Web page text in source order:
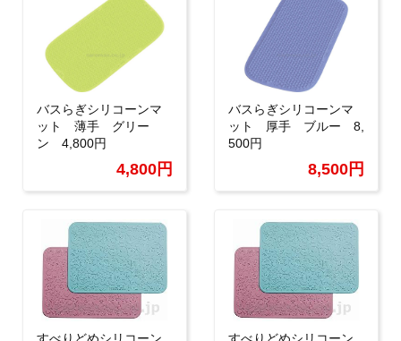
バスらぎシリコーンマ
ット 薄手 グリー
ン 4,800円
4,800円
バスらぎシリコーンマ
ット 厚手 ブルー 8,
500円
8,500円